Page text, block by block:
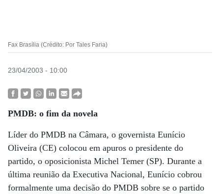
Fax Brasília (Crédito: Por Tales Faria)
23/04/2003 - 10:00
PMDB: o fim da novela
Líder do PMDB na Câmara, o governista Eunício
Oliveira (CE) colocou em apuros o presidente do
partido, o oposicionista Michel Temer (SP). Durante a
última reunião da Executiva Nacional, Eunício cobrou
formalmente uma decisão do PMDB sobre se o partido